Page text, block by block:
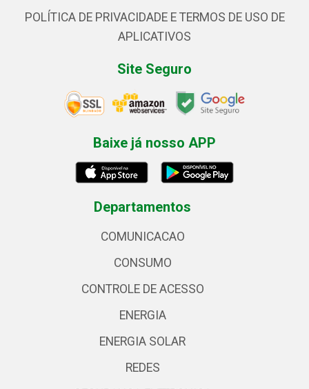
POLÍTICA DE PRIVACIDADE E TERMOS DE USO DE
APLICATIVOS
Site Seguro
Baixe já nosso APP
Departamentos
COMUNICACAO
CONSUMO
CONTROLE DE ACESSO
ENERGIA
ENERGIA SOLAR
REDES